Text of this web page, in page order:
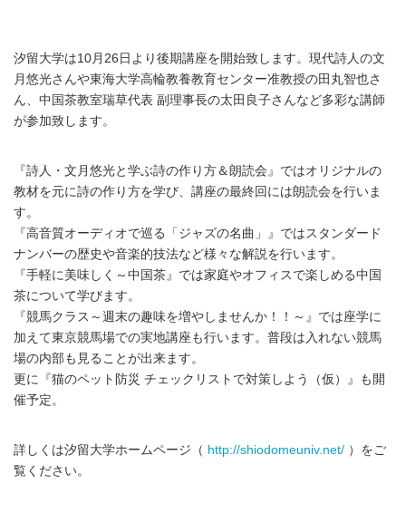
汐留大学は10月26日より後期講座を開始致します。現代詩人の文
月悠光さんや東海大学高輪教養教育センター准教授の田丸智也さ
ん、中国茶教室瑞草代表 副理事長の太田良子さんなど多彩な講師
が参加致します。
『詩人・文月悠光と学ぶ詩の作り方＆朗読会』ではオリジナルの
教材を元に詩の作り方を学び、講座の最終回には朗読会を行いま
す。
『高音質オーディオで巡る「ジャズの名曲」』ではスタンダード
ナンバーの歴史や音楽的技法など様々な解説を行います。
『手軽に美味しく～中国茶』では家庭やオフィスで楽しめる中国
茶について学びます。
『競馬クラス～週末の趣味を増やしませんか！！～』では座学に
加えて東京競馬場での実地講座も行います。普段は入れない競馬
場の内部も見ることが出来ます。
更に『猫のペット防災 チェックリストで対策しよう（仮）』も開
催予定。
詳しくは汐留大学ホームページ（ http://shiodomeuniv.net/ ）をご
覧ください。